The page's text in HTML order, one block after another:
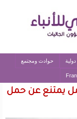
دولية حوادث ومجتمع
يمتنع عن حمل